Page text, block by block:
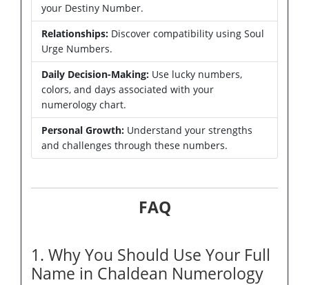
your Destiny Number.
Relationships: Discover compatibility using Soul
Urge Numbers.
Daily Decision-Making: Use lucky numbers,
colors, and days associated with your
numerology chart.
Personal Growth: Understand your strengths
and challenges through these numbers.
FAQ
1. Why You Should Use Your Full
Name in Chaldean Numerology